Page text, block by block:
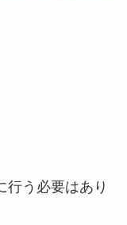
行う必要はあり